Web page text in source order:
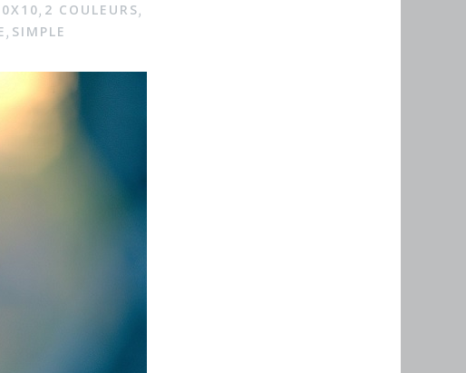
, 2 COULEURS,
, SIMPLE